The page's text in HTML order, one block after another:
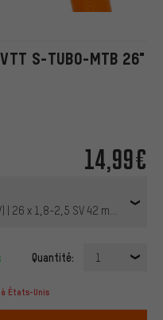
S-TUBO-MTB 26"
14,99€
26 x 1,8-2,5 SV 42 mm | 42 mm
Quantité: 1
États-Unis